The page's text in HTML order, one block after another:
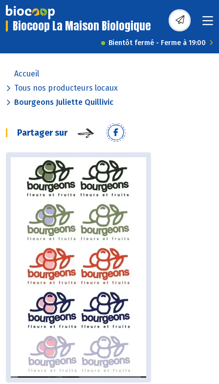
Biocoop La Maison Biologique
Bientôt fermé - Ferme à 19:00
Accueil
Tous nos producteurs locaux
Bourgeons Juliette Quillivic
Partager sur